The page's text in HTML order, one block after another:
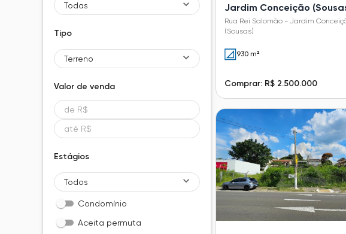
Todas
Tipo
Terreno
Valor de venda
Estágios
Todos
Condomínio
Aceita permuta
Jardim Conceição
Rua Rei Salomão - Jardim
(Sousas)
930 m²
Comprar: R$ 2.500.000